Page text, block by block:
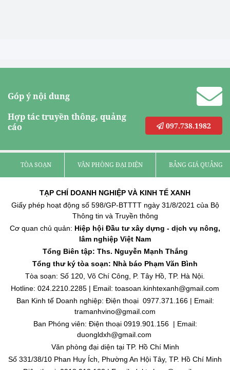
Góp ý nội dung
Hợp tác truyền thông, quảng
cáo
097.738.1982
TÒA SOẠN VĂN PHÒNG ĐẠI DIỆN BẢNG GIÁ QUẢNG
TẠP CHÍ DOANH NGHIỆP VÀ KINH TẾ XANH
Giấy phép hoạt động số 598/GP-BTTTT ngày 31/8/2021 của Bộ
Thông tin và Truyền thông
Cơ quan chủ quản: Hiệp hội Đầu tư xây dựng - dịch vụ nông,
lâm nghiệp Việt Nam
Tổng Biên tập: Ths. Nguyễn Mạnh Thắng
Tổng thư ký tòa soạn: Nhà báo Phạm Văn Bình
Tòa soạn: Số 120, Võ Chí Công, P. Tây Hồ, TP. Hà Nội.
Hotline: 024.2210.2285 | Email: toasoan.kinhtexanh@gmail.com
Ban Kinh tế Doanh nghiệp: Điện thoại 0977.371.166 | Email:
tramanhvino@gmail.com
Ban Phóng viên: Điện thoại 0919.901.156 | Email:
duongldxh@gmail.com
Văn phòng đại diện tại TP. Hồ Chí Minh
Số 331/38/10 Phan Huy Ích, Phường An Hội Tây, TP. Hồ Chí Minh